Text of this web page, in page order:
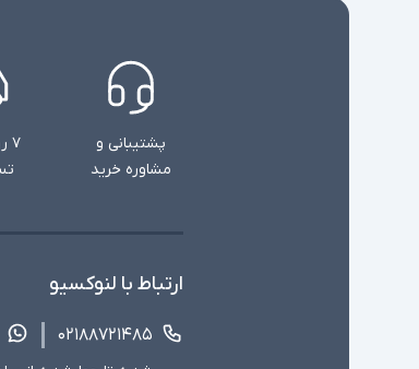
پشتیبانی و
مشاوره خرید
ارتباط با لنوکسیو
۰۲۱۸۸۷۲۱۴۸۵